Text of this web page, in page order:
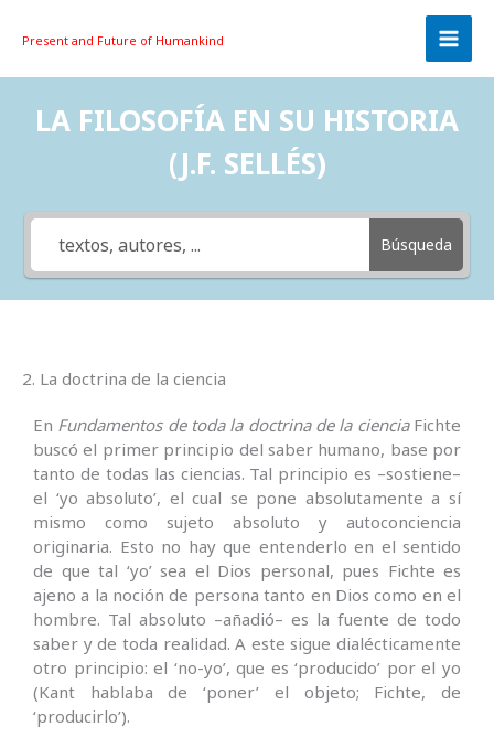
Present and Future of Humankind
LA FILOSOFÍA EN SU HISTORIA
(J.F. SELLÉS)
Búsqueda
2. La doctrina de la ciencia
En Fundamentos de toda la doctrina de la cienciaFichte
buscó el primer principio del saber humano, base por
tanto de todas las ciencias. Tal principio es –sostiene–
el ‘yo absoluto’, el cual se pone absolutamente a sí
mismo como sujeto absoluto y autoconciencia
originaria. Esto no hay que entenderlo en el sentido
de que tal ‘yo’ sea el Dios personal, pues Fichte es
ajeno a la noción de persona tanto en Dios como en el
hombre. Tal absoluto –añadió– es la fuente de todo
saber y de toda realidad. A este sigue dialécticamente
otro principio: el ‘no-yo’, que es ‘producido’ por el yo
(Kant hablaba de ‘poner’ el objeto; Fichte, de
‘producirlo’).